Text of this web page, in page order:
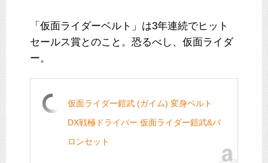
「仮面ライダーベルト」は3年連続でヒット
セールス賞とのこと。恐るべし、仮面ライダ
ー。
仮面ライダー鎧武 (ガイム) 変身ベルト
DX戦極ドライバー 仮面ライダー鎧武&バ
ロンセット